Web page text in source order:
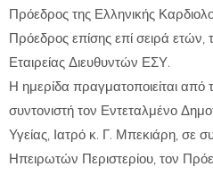
Πρόεδρος της Ελληνικής
Πρόεδρος επίσης επί σειρά ετών,
Εταιρείας Διευθυντών ΕΣΥ.
Η ημερίδα πραγματοποιείται από
συντονιστή τον Εντεταλμένο
Υγείας, Ιατρό κ. Γ. Μπεκιάρη, σε
Ηπειρωτών Περιστερίου, τον